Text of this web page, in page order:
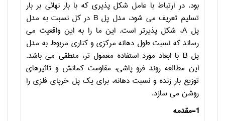
بود. در ارتباط با عامل شکل پذیری که با بار نهائی بر بار
تسلیم تعریف می شود، مدل پل B در کل نسبت به مدل
پل A، شکل پذیرتر است. این ما را به این واقعیت می
رساند که نسبت طول دهانه مرکزی و کناری مربوط به مدل
پل B با ابعاد مورد استفاده معمول تر، منطقی می باشد.
این مطالعه روند فرو پاشی، مقاومت کمانش و تاثیرهای
توزیع بار زنده و نسبت دهانه، برای یک پل خرپای فلزی را
روشن می سازد.
1- مقدمه